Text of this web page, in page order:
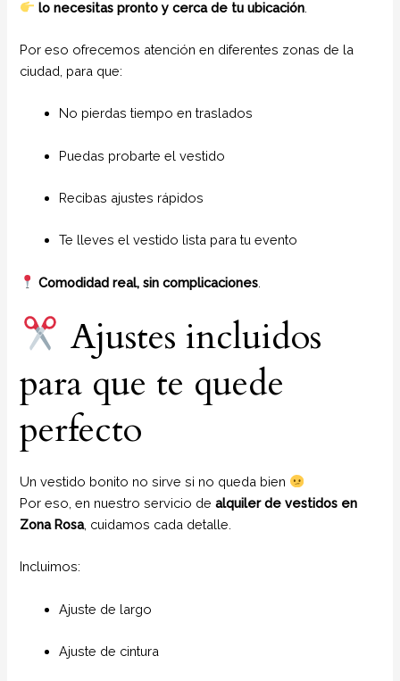
lo necesitas pronto y cerca de tu ubicación
Por eso ofrecemos atención en diferentes zonas de la
ciudad, para que:
No pierdas tiempo en traslados
Puedas probarte el vestido
Recibas ajustes rápidos
Te lleves el vestido lista para tu evento
Comodidad real, sin complicaciones
Ajustes incluidos
para que te quede
perfecto
Un vestido bonito no sirve si no queda bien
Por eso, en nuestro servicio dealquiler de vestidos en
Zona Rosa, cuidamos cada detalle.
Incluimos:
Ajuste de largo
Ajuste de cintura